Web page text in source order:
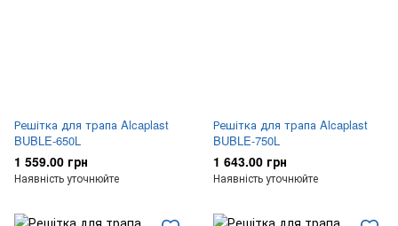
Решітка для трапа Alcaplast
BUBLE-650L
1 559.00 грн
Наявність уточнюйте
Решітка для трапа Alcaplast
BUBLE-750L
1 643.00 грн
Наявність уточнюйте